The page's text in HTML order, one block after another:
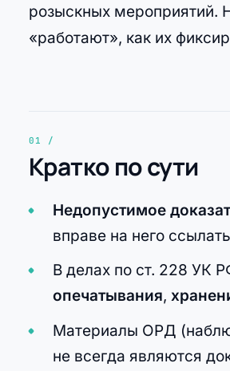
розыскных мероприятий.
«работают», как их
Кратко по сути
Недопустимое
вправе на него
В делах по ст. 228 УК
опечатывания,
Материалы ОРД
не всегда являются